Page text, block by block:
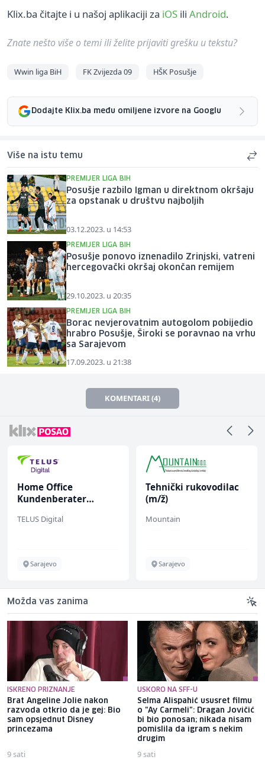
Klix.ba čitajte i u našoj aplikaciji za iOS ili Android.
Znate nešto više o temi ili želite prijaviti grešku u tekstu?
Wwin liga BiH FK Zvijezda 09 HŠK Posušje
Dodajte Klix.ba među omiljene izvore na Googlu
Više na istu temu
PREMIJER LIGA BIH
Posušje razbilo Igman u direktnom okršaju
za opstanak u društvu najboljih
03.12.2023. u 14:53
PREMIJER LIGA BIH
Posušje ponovo iznenadilo Zrinjski, vatreni
hercegovački okršaj okončan remijem
29.10.2023. u 20:35
PREMIJER LIGA BIH
Borac nevjerovatnim autogolom pobijedio
hrabro Posušje, Široki se poravnao na vrhu
sa Sarajevom
17.09.2023. u 21:38
KOMENTARI (4)
Home Office
Kundenberater
TELUS Digital
Sarajevo
Tehnički rukovodilac
(m/ž)
Mountain
Sarajevo
Možda vas zanima
ISKRENO PRIZNANJE
Brat Angeline Jolie nakon
razvoda otkrio da je gej: Bio
sam opsjednut Disney
princezama
9 sati
USKORO NA SFF-U
Selma Alispahić ususret filmu
o "Ay Carmeli": Dragan Jovičić
bi bio ponosan; nikada nisam
pomislila da igram s nekim
drugim
9 sati